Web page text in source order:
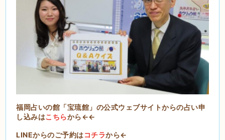
福岡占いの館「宝琉館」の公式ウェブサイトからの占い申
し込みはこちらから←←
LINEからのご予約はコチラから←